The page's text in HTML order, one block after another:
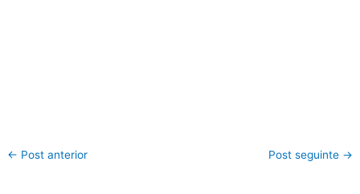
← Post anterior Post seguinte →